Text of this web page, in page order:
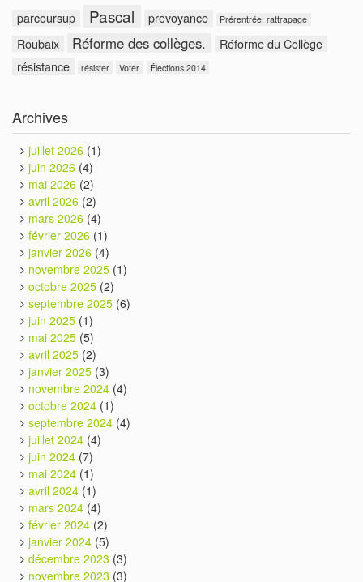
parcoursup Pascal prevoyance Prérentrée; rattrapage
Roubaix Réforme des collèges.
Réforme du Collège
résistance
résister Voter Élections 2014
Archives
juillet 2026 (1)
juin 2026 (4)
mai 2026 (2)
avril 2026 (2)
mars 2026 (4)
février 2026 (1)
janvier 2026 (4)
novembre 2025 (1)
octobre 2025 (2)
septembre 2025 (6)
juin 2025 (1)
mai 2025 (5)
avril 2025 (2)
janvier 2025 (3)
novembre 2024 (4)
octobre 2024 (1)
septembre 2024 (4)
juillet 2024 (4)
juin 2024 (7)
mai 2024 (1)
avril 2024 (1)
mars 2024 (4)
février 2024 (2)
janvier 2024 (5)
décembre 2023 (3)
novembre 2023 (3)